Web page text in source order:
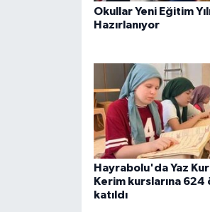
Okullar Yeni Eğitim
Hazırlanıyor
Hayrabolu'da Yaz
Kerim kurslarına 624
katıldı